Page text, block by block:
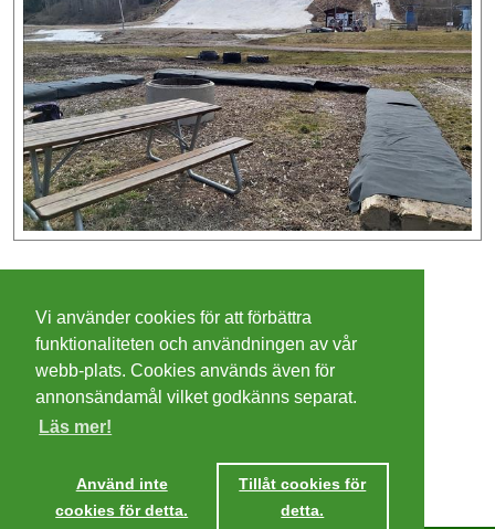
Ta mig dit
Cookies
Integritetspolicy
Villkor
Vi använder cookies för att förbättra
funktionaliteten och användningen av vår
webb-plats. Cookies används även för
annonsändamål vilket godkänns separat.
Läs mer!
Använd inte
cookies för detta.
Tillåt cookies för
detta.